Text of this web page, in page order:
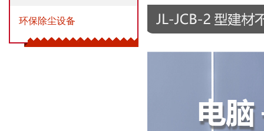
环保除尘设备